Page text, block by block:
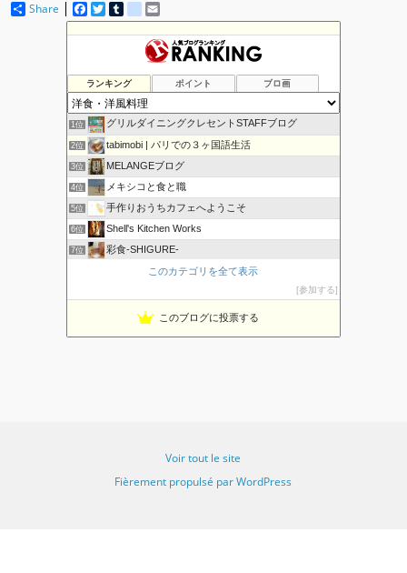
Share
F
a
c
o
o
k
T
w
i
e
r
T
u
m
r
d
e
l
o
u
s
m
a
i
l
ランキング ポイント ブロ画
1位 グリルダイニングクレセントSTAFFブログ
2位 tabimobi | パリでの３ヶ国語生活
3位 MELANGEブログ
4位 メキシコと食と職
5位 手作りおうちカフェへようこそ
6位 Shell's Kitchen Works
7位 彩食-SHIGURE-
NOBの厨房 NOB's Kitchen
アメリカでの牛肉の食べ方・お国柄の紹介
このカテゴリを全て表示
参加する
このブログに投票する
Voir tout le site
Fièrement propulsé par WordPress